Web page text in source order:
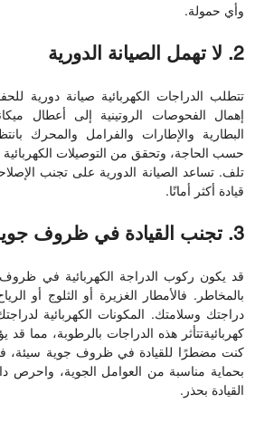
وأي حمولة.
2. لا تهمل الصيانة الدورية
تتطلب الدراجات الكهربائية صيانة دورية
إهمال الفحوصات الروتينية إلى أعطال
البطارية والإطارات والفرامل والمحرك
حسب الحاجة، وتحقق من التوصيلات
تلف. تساعد الصيانة الدورية على تجنب
قيادة أكثر أمانًا.
3. تجنب القيادة في ظروف جوية قاسية
قد يكون ركوب الدراجة الكهربائية في
بالمخاطر. فالأمطار الغزيرة أو الثلوج أو
دراجتك وسلامتك. المكونات الكهربائية لدراجتك
كهربائيةتتأثر هذه الدراجات بالرطوبة، مما قد
كنت مضطرًا للقيادة في ظروف جوية سيئة،
بحماية مناسبة من العوامل الجوية، واحرص
القيادة بحذر.